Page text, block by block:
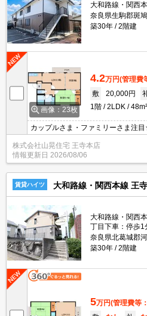
大和路線・関西
奈良県生駒郡斑
築30年
2階建
画像：23枚
4.2万円(管理費
敷
20,000円
1階
2LDK 48m²
カップルさま・ファミリーさま注
株式会社山晃住宅 王寺本店
情報更新日 2026/08/06
賃貸ハイツ 大和路線・関西本線 王
大和路線・関西
丁目下車：停歩1
奈良県北葛城郡
築30年
2階建
5万円(管理費等